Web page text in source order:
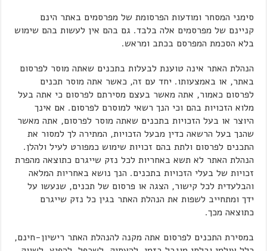
סימני המסחר ומודעות הפרסומת של מפרסמים באתר הינם
קניינם של מפרסמים אלה בלבד. גם בהם אין לעשות בהם שימוש
בלא הסכמת המפרסם בכתב ומראש.
הנהלת האתר אינה טוענת לבעלות בתכנים שאתה מוסר לפרסום
באתר, או באמצעותו. יחד עם זה, כאשר אתה מוסר תכנים
לפרסום כאמור, אתה מאשר בעצם מסירתם לפרסום כי אתה בעל
מלוא הזכויות בהם וכי הנך רשאי למוסרם לפרסום. אם אינך
היוצר או בעל הזכויות בתכנים שאתה מוסר לפרסום, אתה מאשר
שהנך בעל הרשאה כדין מבעל הזכויות, המתירה לך למסור את
התכנים לפרסום ולתת בהם זכויות שימוש כמפורט לעיל ולהלן.
הנהלת האתר לא תשא באחריות לכל נזק שייגרם כתוצאה מהפרת
זכויות של בעלי הזכויות בתכנים. הנך נושא באחריות המלאה
והבלעדית לכל קישור, הצגה או פרסום של תכנים, שנעשו על
ידך ומתחייב לשפות את הנהלת האתר בגין כל נזק שייגרם
כתוצאה מכך.
במסירת התכנים לפרסום אתה מקנה להנהלת האתר רישיון-חינם,